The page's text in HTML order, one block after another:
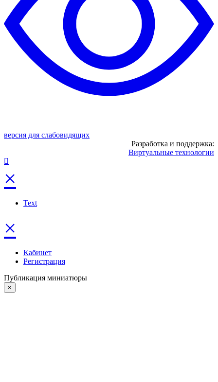
версия для слабовидящих
Разработка и поддержка:
Виртуальные технологии
×
Text
×
Кабинет
Регистрация
Публикация миниатюры
×